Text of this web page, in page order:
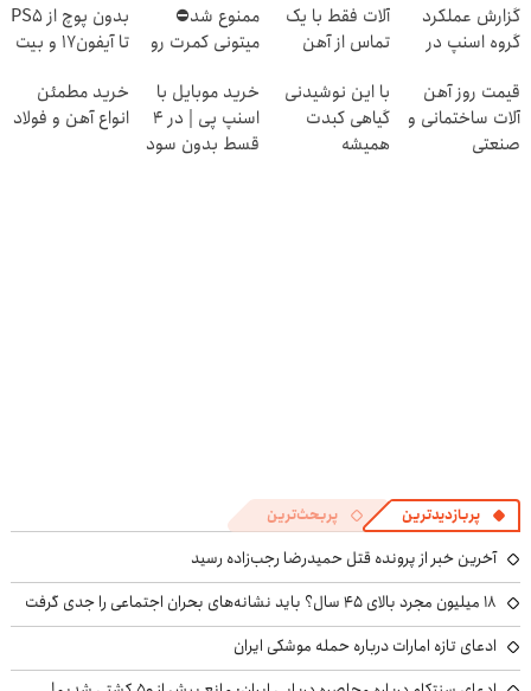
گزارش عملکرد
گروه اسنپ در
آلات فقط با یک
تماس از آهن
ممنوع شد⛔
میتونی کمرت رو
کنی! 👈🏻
پرسش‌نامه
بدون پوچ از PS5
تا آیفون17 و بیت
قیمت روز آهن
آلات ساختمانی و
صنعتی
با این نوشیدنی
گیاهی کبدت
همیشه
خرید موبایل با
اسنپ پی | در ۴
قسط بدون سود
خرید مطمئن
انواع آهن و فولاد
پربازدیدترین پربحث‌ترین
آخرین خبر از پرونده قتل حمیدرضا رجب‌زاده رسید
۱۸ میلیون مجرد بالای ۴۵ سال؟ باید نشانه‌های بحران اجتماعی را جدی گرفت
ادعای تازه امارات درباره حمله موشکی ایران